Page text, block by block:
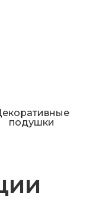
подушки